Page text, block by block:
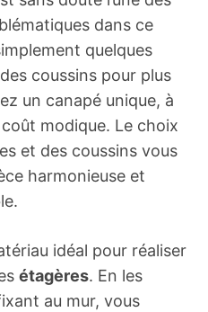
dans ce
quelques
coussins pour plus
un canapé unique, à
modique. Le choix
et des coussins vous
harmonieuse et
idéal pour réaliser
étagères. En les
au mur, vous